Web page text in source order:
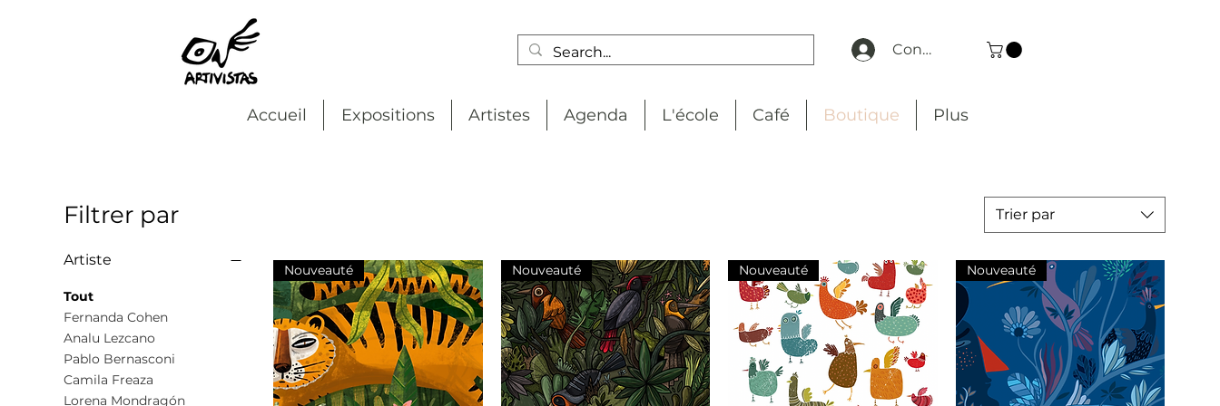
Connexion
Accueil Expositions Artistes Agenda L'école Café Boutique Plus
Filtrer par
Artiste
Tout
Fernanda Cohen
Analu Lezcano
Pablo Bernasconi
Camila Freaza
Lorena Mondragón
Trier par
Nouveauté Nouveauté Nouveauté Nouveauté